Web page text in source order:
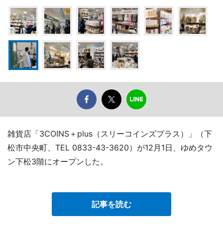
雑貨店「3COINS＋plus（スリーコインズプラス）」（下
松市中央町、TEL 0833-43-3620）が12月1日、ゆめタウ
ン下松3階にオープンした。
記事を読む